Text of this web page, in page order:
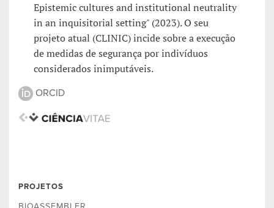
Epistemic cultures and institutional neutrality
in an inquisitorial setting" (2023). O seu
projeto atual (CLINIC) incide sobre a execução
de medidas de segurança por indivíduos
considerados inimputáveis.
ORCID
PROJETOS